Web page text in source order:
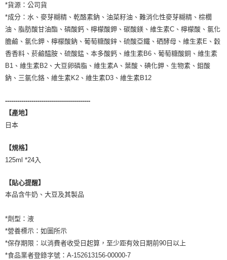
https://aftee.tw/terms/#terms3
３．未成年的使用者請事先徵得法定代理人或監護人之同意方可使用
「AFTEE先享後付」，若未經同意申辦者引起之損失，本公司不負相關責
４．使用「AFTEE先享後付」時，將依據個別帳號之用戶狀況，依本公司即
時審查核予不同之上限額度；若仍有額度不足之情形，本公司將視審查結果
請求用戶進行身份認證。
恩沛科技股份有限公司將有權停止該用戶之使用額度並採取法律行動。
*貨源：公司貨
*成分：水、麥芽糊精、乾酪素鈉、油菜籽油、難消化性麥芽糊精、棕櫚
油、脂肪酸甘油酯、磷酸鈣、檸檬酸鉀、碳酸鎂、維生素C、檸檬酸、氯化
膽鹼、氯化鉀、檸檬酸鈉、葡萄糖酸鋅、硫酸亞鐵、硒酵母、維生素E、穀
香香料、菸鹼醯胺、硫酸錳、本多酸鈣、維生素B6、葡萄糖酸銅、維生素
B1、維生素B2、大豆卵磷脂、維生素A、葉酸、碘化鉀、生物素、鉬酸
鈉、三氯化鉻、維生素K2、維生素D3、維生素B12
------------------------------------------
【產地】
日本
【規格】
125ml *24入
【貼心提醒】
本品含牛奶、大豆及其製品
*劑型：液
*營養標示：如圖所示
*保存期限：以消費者收受日起算，至少距有效日期前90日以上
*食品業者登錄字號：A-152613156-00000-7